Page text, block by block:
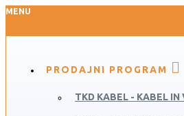
MENU
PRODAJNI PROGRAM
TKD KABEL - KABEL IN